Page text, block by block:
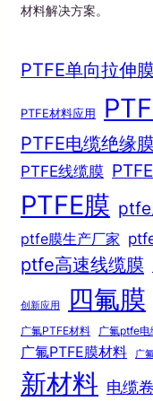
材料解决方案。
PTFE单向拉伸膜
PTFE材料应用
PTFE电缆绝缘
PTFE线缆膜
PTFE膜 ptfe
ptfe膜生产厂家
ptfe高速线缆膜
创新应用 四氟膜
广氟PTFE材料 广氟ptfe电
广氟PTFE膜材料 广
新材料 电缆